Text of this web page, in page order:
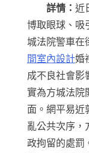
詳情： 近
博取眼球、吸
城法院警車在
間室內設計婚
成不良社會影
實為方城法院
面。網平易近
亂公共次序，
政拘留的處罰